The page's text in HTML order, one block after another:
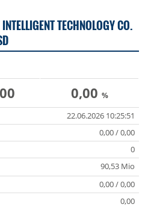
TECHNOLOGY CO.
0,00 %
22.06.2026 10:25:51
0,00 / 0,00
0
90,53 Mio
0,00 / 0,00
0,00